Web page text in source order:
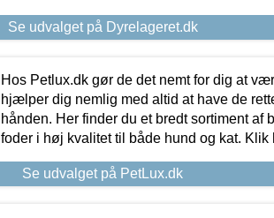
Se udvalget på Dyrelageret.dk
Hos Petlux.dk gør de det nemt for dig at
hjælper dig nemlig med altid at have de
hånden. Her finder du et bredt sortiment af
foder i høj kvalitet til både hund og kat. Klik
Se udvalget på PetLux.dk